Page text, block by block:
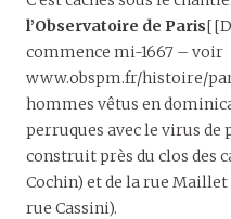
l’Observatoire de Paris
commence mi-1667 – voir
www.obspm.fr/histoire/
hommes vêtus en
perruques avec le virus de
construit près du clos des
Cochin) et de la rue Maillet
rue Cassini).